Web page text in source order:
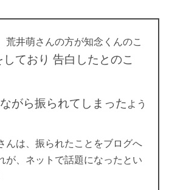
荒井萌さんの方が知念くんのこ
しており 告白したとのこ
がら振られてしまった よう
んは、振られたことをブログへ
が、ネットで話題になったとい